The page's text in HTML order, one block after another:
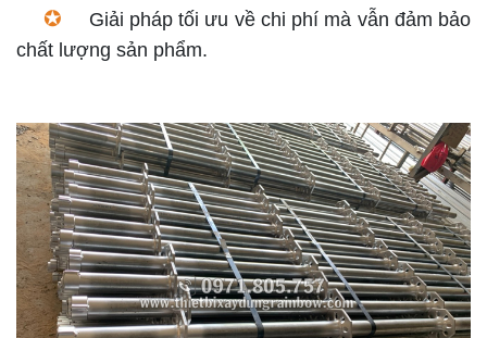
✪
Giải pháp tối ưu về chi phí mà vẫn đảm bảo
chất lượng sản phẩm.